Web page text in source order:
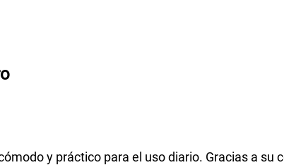
y práctico para el uso diario. Gracias a su